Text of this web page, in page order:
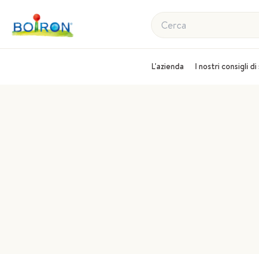
Cerca
L'azienda I nostri consigli di